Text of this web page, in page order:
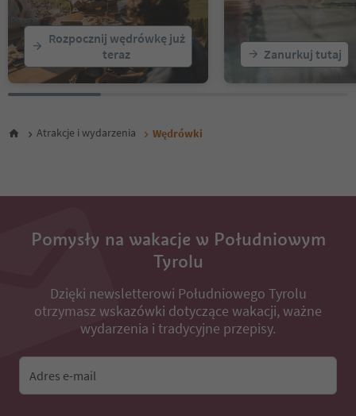
21
22
23
24
25
26
29
33
43
45
Rozpocznij wędrówkę już
teraz
Zanurkuj tutaj
Atrakcje i wydarzenia Wędrówki
Pomysły na wakacje w Południowym
Tyrolu
Dzięki newsletterowi Południowego Tyrolu
otrzymasz wskazówki dotyczące wakacji, ważne
wydarzenia i tradycyjne przepisy.
Adres e-mail